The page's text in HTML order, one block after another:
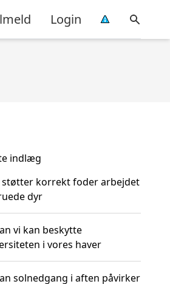
Login
indlæg
støtter korrekt foder arbejdet
dyr
vi kan beskytte
i vores haver
solnedgang i aften påvirker